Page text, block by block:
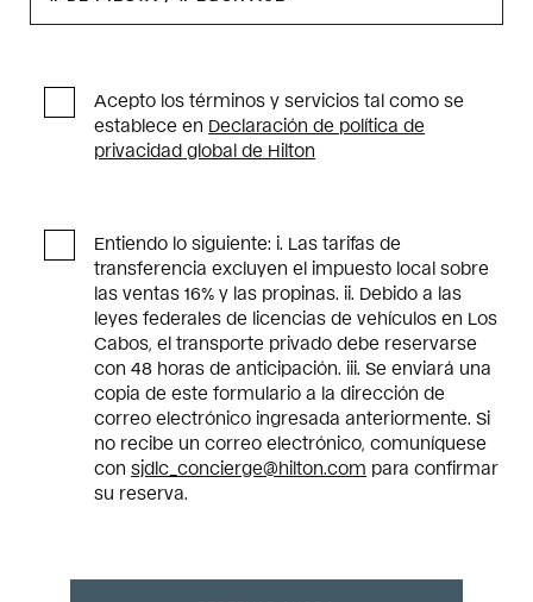
deja
este
campo
Acepto los términos y servicios tal como se
establece en Declaración de política de
privacidad global de Hilton
Entiendo lo siguiente: i. Las tarifas de
transferencia excluyen el impuesto local sobre
las ventas 16% y las propinas. ii. Debido a las
leyes federales de licencias de vehículos en Los
Cabos, el transporte privado debe reservarse
con 48 horas de anticipación. iii. Se enviará una
copia de este formulario a la dirección de
correo electrónico ingresada anteriormente. Si
no recibe un correo electrónico, comuníquese
consjdlc_concierge@hilton.com para confirmar
su reserva.